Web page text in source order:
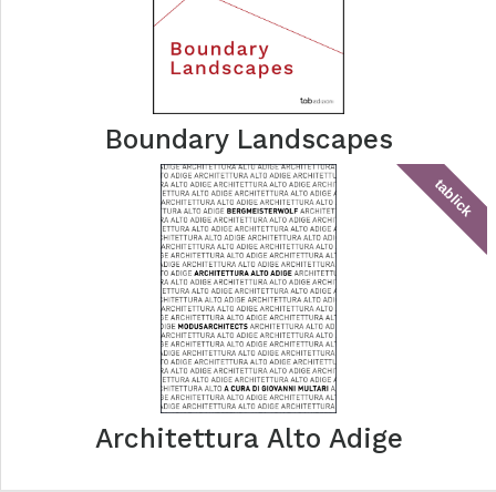
Boundary Landscapes
tablick
Architettura Alto Adige